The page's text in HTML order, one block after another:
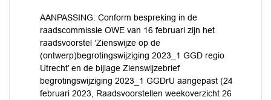
AANPASSING: Conform bespreking in de
raadscommissie OWE van 16 februari zijn het
raadsvoorstel ‘Zienswijze op de
(ontwerp)begrotingswijziging 2023_1 GGD regio
Utrecht’ en de bijlage Zienswijzebrief
begrotingswijziging 2023_1 GGDrU aangepast (24
februari 2023, Raadsvoorstellen weekoverzicht 26